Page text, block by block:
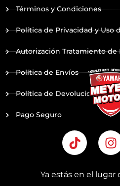
Términos y Condiciones
Política de Privacidad y Uso
Autorización Tratamiento de
Política de Envíos
Política de Devoluciones
Pago Seguro
T
i
t
I
n
t
Ya estás en el